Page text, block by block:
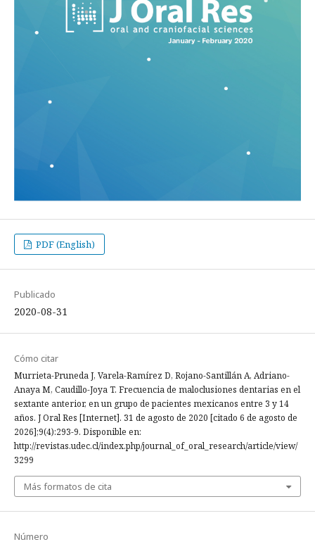
PDF (English)
Publicado
2020-08-31
Cómo citar
Murrieta-Pruneda J, Varela-Ramírez D, Rojano-Santillán A, Adriano-
Anaya M, Caudillo-Joya T. Frecuencia de maloclusiones dentarias en el
sextante anterior, en un grupo de pacientes mexicanos entre 3 y 14
años. J Oral Res [Internet]. 31 de agosto de 2020 [citado 6 de agosto de
2026];9(4):293-9. Disponible en:
http://revistas.udec.cl/index.php/journal_of_oral_research/article/view/
3299
Más formatos de cita
Número